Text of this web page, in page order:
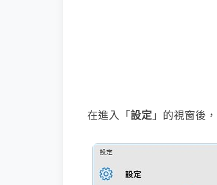
在進入「設定」的視窗後